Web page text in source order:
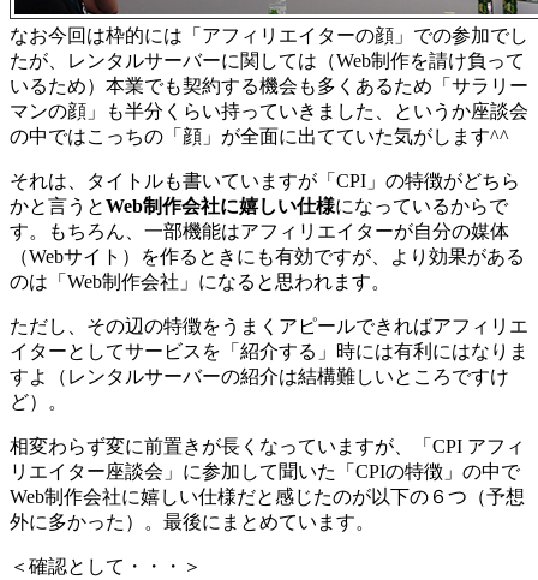
なお今回は枠的には「アフィリエイターの顔」での参加でし
たが、レンタルサーバーに関しては（Web制作を請け負って
いるため）本業でも契約する機会も多くあるため「サラリー
マンの顔」も半分くらい持っていきました、というか座談会
の中ではこっちの「顔」が全面に出てていた気がします^^
それは、タイトルも書いていますが「CPI」の特徴がどちら
かと言うとWeb制作会社に嬉しい仕様になっているからで
す。もちろん、一部機能はアフィリエイターが自分の媒体
（Webサイト）を作るときにも有効ですが、より効果がある
のは「Web制作会社」になると思われます。
ただし、その辺の特徴をうまくアピールできればアフィリエ
イターとしてサービスを「紹介する」時には有利にはなりま
すよ（レンタルサーバーの紹介は結構難しいところですけ
ど）。
相変わらず変に前置きが長くなっていますが、「CPI アフィ
リエイター座談会」に参加して聞いた「CPIの特徴」の中で
Web制作会社に嬉しい仕様だと感じたのが以下の６つ（予想
外に多かった）。最後にまとめています。
＜確認として・・・＞